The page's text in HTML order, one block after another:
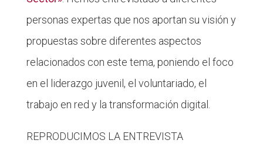
personas expertas que nos aportan su visión y
propuestas sobre diferentes aspectos
relacionados con este tema, poniendo el foco
en el liderazgo juvenil, el voluntariado, el
trabajo en red y la transformación digital.
REPRODUCIMOS LA ENTREVISTA